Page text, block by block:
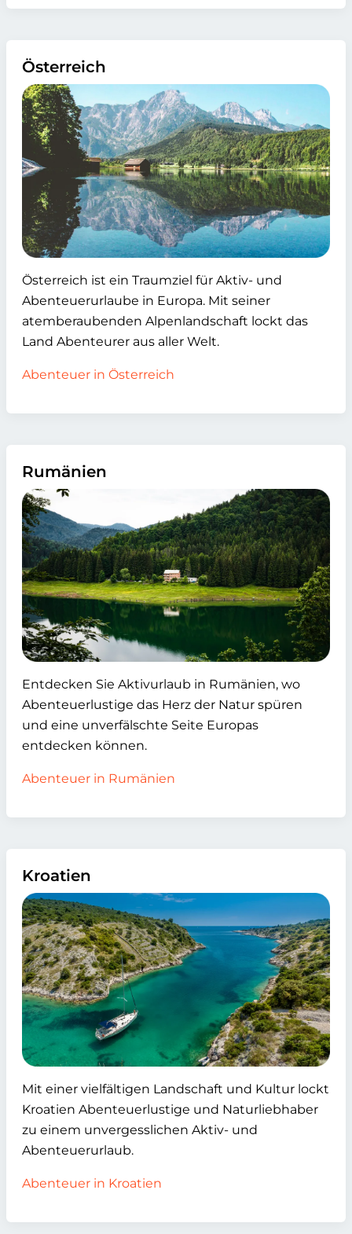
Österreich
Österreich ist ein Traumziel für Aktiv- und
Abenteuerurlaube in Europa. Mit seiner
atemberaubenden Alpenlandschaft lockt das
Land Abenteurer aus aller Welt.
Abenteuer in Österreich
Rumänien
Entdecken Sie Aktivurlaub in Rumänien, wo
Abenteuerlustige das Herz der Natur spüren
und eine unverfälschte Seite Europas
entdecken können.
Abenteuer in Rumänien
Kroatien
Mit einer vielfältigen Landschaft und Kultur lockt
Kroatien Abenteuerlustige und Naturliebhaber
zu einem unvergesslichen Aktiv- und
Abenteuerurlaub.
Abenteuer in Kroatien